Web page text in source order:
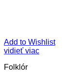
Add to Wishlist
vidieť viac
Folklór